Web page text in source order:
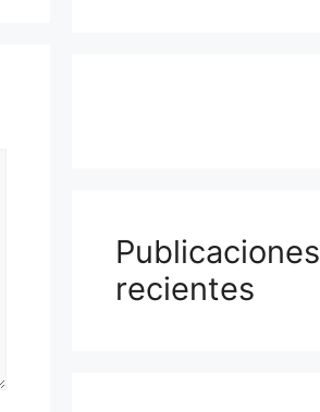
Publicaciones
recientes